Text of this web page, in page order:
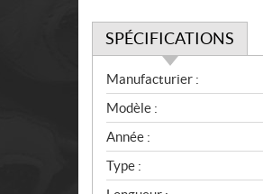
SPÉCIFICATIONS
S
p
é
c
i
f
Manufacturier :
Modèle :
Année :
Type :